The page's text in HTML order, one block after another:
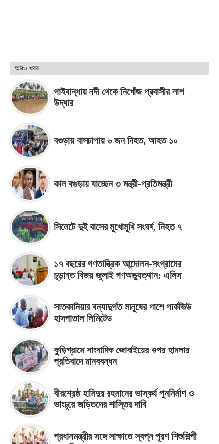
আরও খবর
গাইবান্ধায় নদী থেকে নিখোঁজ প্রবাসীর লাশ
উদ্ধার
বগুড়ায় বাসচাপায় ৬ জন নিহত, আহত ১০
কাল বগুড়ায় যাচ্ছেন ৩ মন্ত্রী-প্রতিমন্ত্রী
সিলেটে দুই বাসের মুখোমুখি সংঘর্ষ, নিহত ৭
১৭ বছরের গণতান্ত্রিক আন্দোলন-সংগ্রামের
চূড়ান্ত বিজয় জুলাই গণঅভ্যুত্থান: এলিস
সাতকানিয়ার বন্যাদুর্গত মানুষের পাশে পার্কভিউ
হাসপাতাল লিমিটেড
কুড়িগ্রামে সাংবাদিক জোবাইয়ের ওপর হামলার
প্রতিবাদে মানববন্ধন
বীরশ্রেষ্ঠ হামিদুর রহমানের ভাস্কর্য পুননির্মাণ ও
ভাংচুরে জড়িতদের শাস্তির দাবি
প্রধানমন্ত্রীর সঙ্গে সাক্ষাতে স্বপ্ন পূরণ শিশুশিল্পী